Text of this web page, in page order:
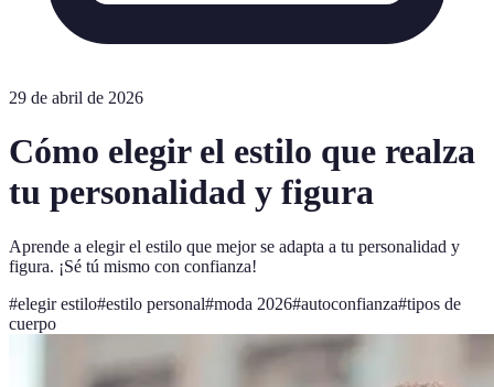
29 de abril de 2026
Cómo elegir el estilo que realza
tu personalidad y figura
Aprende a elegir el estilo que mejor se adapta a tu personalidad y
figura. ¡Sé tú mismo con confianza!
#elegir estilo#estilo personal#moda 2026#autoconfianza#tipos de
cuerpo